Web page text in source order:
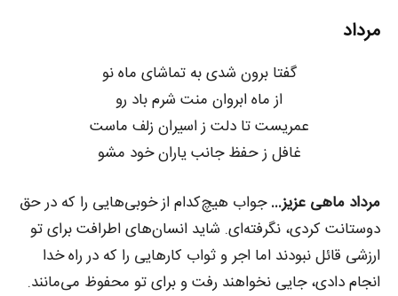
مرداد
گفتا برون شدی به تماشای ماه نو
از ماه ابروان منت شرم باد رو
عمریست تا دلت ز اسیران زلف ماست
غافل ز حفظ جانب یاران خود مشو
مرداد ماهی عزیز…جواب هیچ‌کدام از خوبی‌هایی را که در حق
دوستانت کردی، نگرفته‌ای. شاید انسان‌های اطرافت برای تو
ارزشی قائل نبودند اما اجر و ثواب کارهایی را که در راه خدا
انجام دادی، جایی نخواهند رفت و برای تو محفوظ می‌مانند.